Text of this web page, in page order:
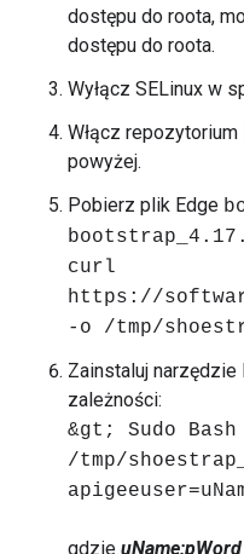
dostępu do roota,
dostępu do roota.
Wyłącz SELinux w
Włącz
powyżej.
Pobierz plik Edge
curl
https://
-o /tmp/
Zainstaluj
zależności:
&gt; Sudo Bash
/tmp/
gdzie uName:pWord